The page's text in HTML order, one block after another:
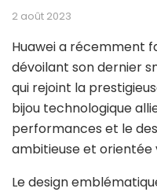
2 août 2023
Huawei a récemment
dévoilant son dernier
qui rejoint la
bijou technologique
performances et le
ambitieuse et orientée
Le design